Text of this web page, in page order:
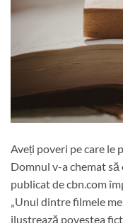
Aveți poveri pe care le
Domnul v-a chemat
publicat de cbn.com
„Unul dintre filmele
ilustrează povestea